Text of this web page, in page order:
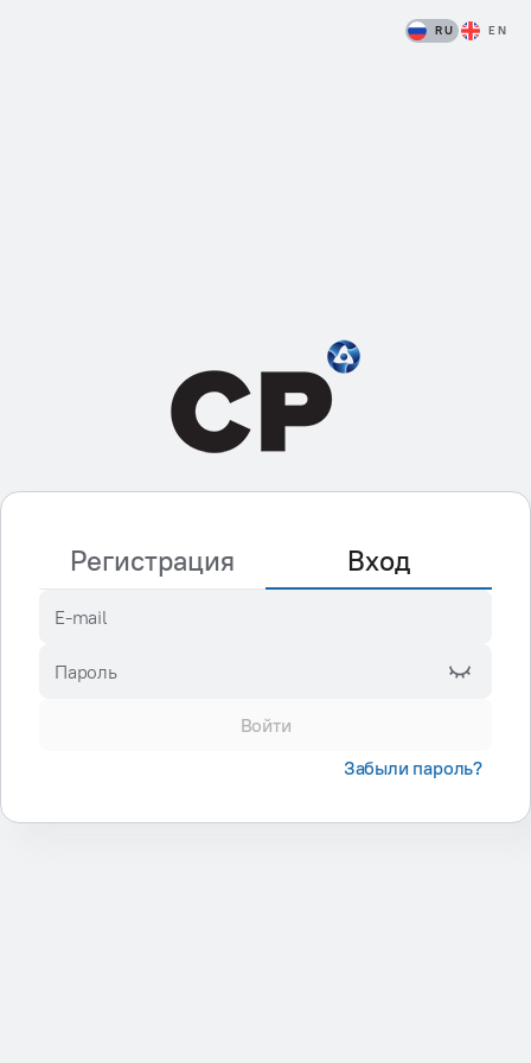
RU EN
Регистрация Вход
E-mail
Пароль
Войти
Забыли пароль?